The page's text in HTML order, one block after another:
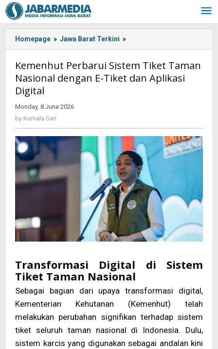
Skip
to
content
Homepage » Jawa Barat Terkini »
Perbarui
Tiket
Taman
dan
Aplikasi
Digital
Kemenhut Perbarui Sistem Tiket Taman
Nasional dengan E-Tiket dan Aplikasi
Digital
Monday, 8 June 2026
by Kumala Sari
Transformasi Digital di Sistem
Tiket Taman Nasional
Sebagai bagian dari upaya transformasi digital,
Kementerian Kehutanan (Kemenhut) telah
melakukan perubahan signifikan terhadap sistem
tiket seluruh taman nasional di Indonesia. Dulu,
sistem karcis yang digunakan sebagai andalan kini